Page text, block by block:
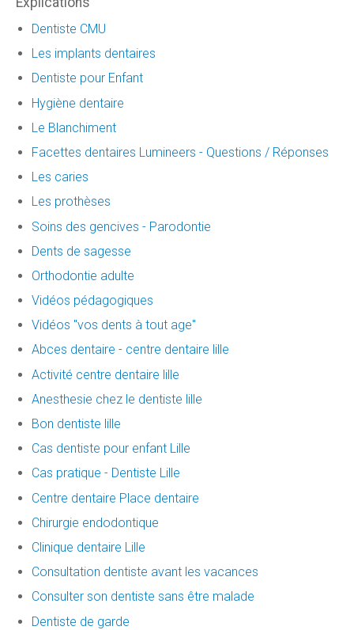
Dentiste CMU
Les implants dentaires
Dentiste pour Enfant
Hygiène dentaire
Le Blanchiment
Facettes dentaires Lumineers - Questions / Réponses
Les caries
Les prothèses
Soins des gencives - Parodontie
Dents de sagesse
Orthodontie adulte
Vidéos pédagogiques
Vidéos "vos dents à tout age"
Abces dentaire - centre dentaire lille
Activité centre dentaire lille
Anesthesie chez le dentiste lille
Bon dentiste lille
Cas dentiste pour enfant Lille
Cas pratique - Dentiste Lille
Centre dentaire Place dentaire
Chirurgie endodontique
Clinique dentaire Lille
Consultation dentiste avant les vacances
Consulter son dentiste sans être malade
Dentiste de garde